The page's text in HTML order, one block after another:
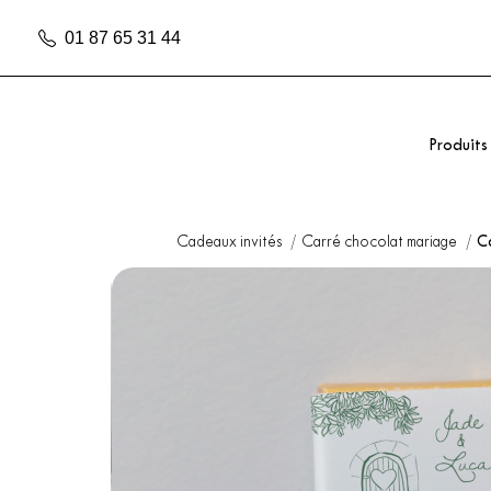
01 87 65 31 44
Produits
Cadeaux invités Carré chocolat mariage